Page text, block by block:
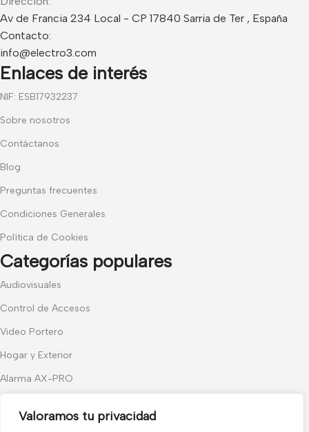
Valoramos tu privacidad
Av de Francia 234 Local - CP 17840 Sarria de Ter , España
Contacto:
info@electro3.com
Enlaces de interés
NIF: ESB17932237
Sobre nosotros
Contáctanos
Blog
Preguntas frecuentes
Condiciones Generales
Política de Cookies
Categorías populares
Audiovisuales
Control de Accesos
Video Portero
Hogar y Exterior
Alarma AX-PRO
Únete a nuestras novedades